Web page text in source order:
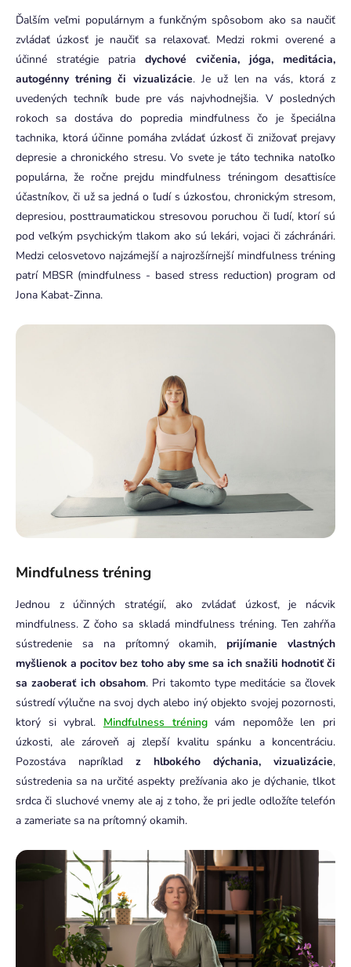
Ďalším veľmi populárnym a funkčným spôsobom ako sa naučiť
zvládať úzkosť je naučiť sa relaxovať. Medzi rokmi overené a
účinné stratégie patria dychové cvičenia, jóga, meditácia,
autogénny tréning či vizualizácie. Je už len na vás, ktorá z
uvedených techník bude pre vás najvhodnejšia. V posledných
rokoch sa dostáva do popredia mindfulness čo je špeciálna
tachnika, ktorá účinne pomáha zvládať úzkosť či znižovať prejavy
depresie a chronického stresu. Vo svete je táto technika natoľko
populárna, že ročne prejdu mindfulness tréningom desaťtisíce
účastníkov, či už sa jedná o ľudí s úzkosťou, chronickým stresom,
depresiou, posttraumatickou stresovou poruchou či ľudí, ktorí sú
pod veľkým psychickým tlakom ako sú lekári, vojaci či záchránári.
Medzi celosvetovo najzámejší a najrozšírnejší mindfulness tréning
patrí MBSR (mindfulness - based stress reduction) program od
Jona Kabat-Zinna.
Mindfulness tréning
Jednou z účinných stratégií, ako zvládať úzkosť, je nácvik
mindfulness.Z čoho sa skladá mindfulness tréning. Ten zahŕňa
sústredenie sa na prítomný okamih, prijímanie vlastných
myšlienok a pocitov bez toho aby sme sa ich snažili hodnotiť či
sa zaoberať ich obsahom. Pri takomto type meditácie sa človek
sústredí výlučne na svoj dych alebo iný objekto svojej pozornosti,
ktorý si vybral. Mindfulness tréningvám nepomôže len pri
úzkosti, ale zároveň aj zlepší kvalitu spánku a koncentráciu.
Pozostáva napríklad z hlbokého dýchania, vizualizácie,
sústredenia sa na určité aspekty prežívania ako je dýchanie, tlkot
srdca či sluchové vnemy ale aj z toho, že pri jedle odložíte telefón
a zameriate sa na prítomný okamih.